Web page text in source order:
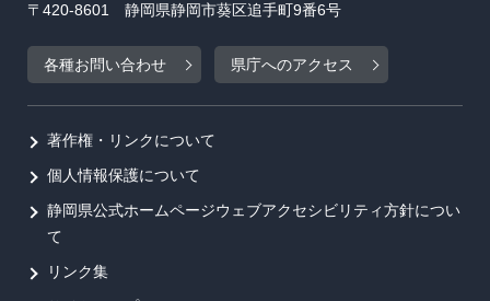
〒420-8601 静岡県静岡市葵区追手町9番6号
各種お問い合わせ 県庁へのアクセス
著作権・リンクについて
個人情報保護について
静岡県公式ホームページウェブアクセシビリティ方針につい
て
リンク集